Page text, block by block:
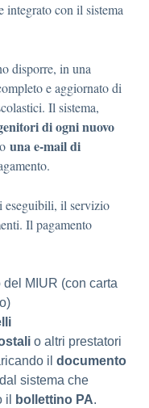
integrato con il sistema
disporre, in una
e aggiornato di
Il sistema,
di ogni nuovo
una e-mail di
eseguibili, il servizio
Il pagamento
MIUR (con carta
o altri prestatori
il documento
sistema che
il bollettino PA.